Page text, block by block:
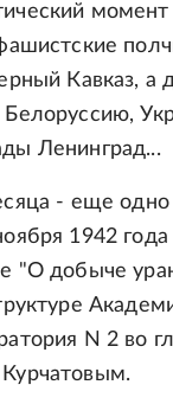
момент
Кавказ, а
Белоруссию,
Ленинград...
- еще
1942
"О добыче
N 2 во